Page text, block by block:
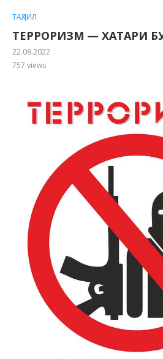
ТАҲЛИЛ
ТЕРРОРИЗМ — ХАТАРИ
22.08.2022
757 views